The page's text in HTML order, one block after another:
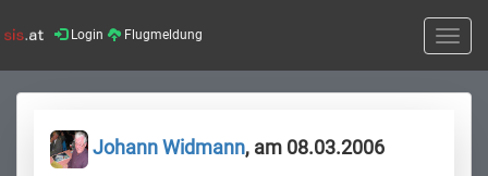
Login Flugmeldung
Toggle
Johann Widmann, am 08.03.2006